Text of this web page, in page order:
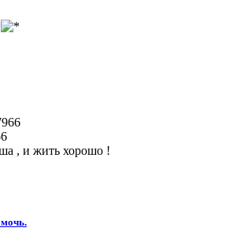
, и жить хорошо !